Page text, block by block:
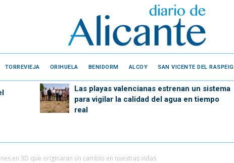
TORREVIEJA ORIHUELA BENIDORM ALCOY SAN VICENTE DEL RASPEIG
Las playas valencianas estrenan un sistema
para vigilar la calidad del agua en tiempo
real
en 3D que originaran un cambio en nuestras vidas